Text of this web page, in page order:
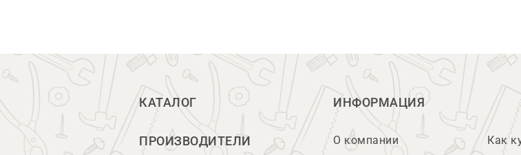
КАТАЛОГ
ПРОИЗВОДИТЕЛИ
ИНФОРМАЦИЯ
О компании
Как